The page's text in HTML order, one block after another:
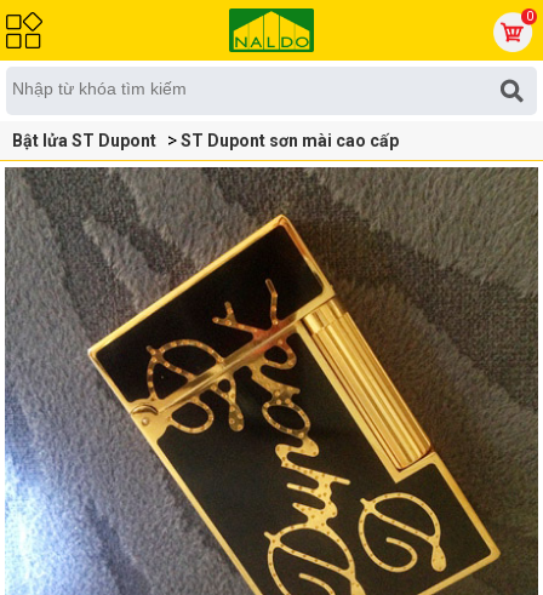
0
Bật lửa ST Dupont ST Dupont sơn mài cao cấp